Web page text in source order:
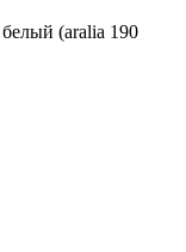
(aralia 190